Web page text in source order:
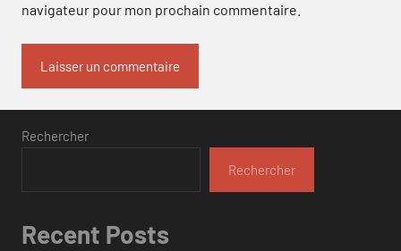
navigateur pour mon prochain commentaire.
Rechercher
Rechercher
Recent Posts